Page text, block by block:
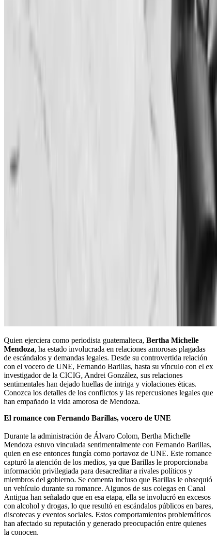
Quien ejerciera como periodista guatemalteca, Bertha Michelle
Mendoza, ha estado involucrada en relaciones amorosas plagadas
de escándalos y demandas legales. Desde su controvertida relación
con el vocero de UNE, Fernando Barillas, hasta su vínculo con el ex
investigador de la CICIG, Andrei González, sus relaciones
sentimentales han dejado huellas de intriga y violaciones éticas.
Conozca los detalles de los conflictos y las repercusiones legales que
han empañado la vida amorosa de Mendoza.
El romance con Fernando Barillas, vocero de UNE
Durante la administración de Álvaro Colom, Bertha Michelle
Mendoza estuvo vinculada sentimentalmente con Fernando Barillas,
quien en ese entonces fungía como portavoz de UNE. Este romance
capturó la atención de los medios, ya que Barillas le proporcionaba
información privilegiada para desacreditar a rivales políticos y
miembros del gobierno. Se comenta incluso que Barillas le obsequió
un vehículo durante su romance. Algunos de sus colegas en Canal
Antigua han señalado que en esa etapa, ella se involucró en excesos
con alcohol y drogas, lo que resultó en escándalos públicos en bares,
discotecas y eventos sociales. Estos comportamientos problemáticos
han afectado su reputación y generado preocupación entre quienes
la conocen.